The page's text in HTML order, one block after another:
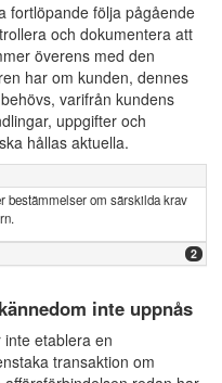
fortlöpande följa pågående
och dokumentera att
överens med den
har om kunden, dennes
varifrån kundens
uppgifter och
hållas aktuella.
bestämmelser om särskilda krav
2
inte uppnås
etablera en
transaktion om